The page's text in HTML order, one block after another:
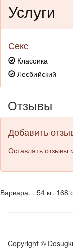
Услуги
Секс
Классика
Лесбийский
Отзывы
Добавить
Оставлять отзывы
Варвара. . 54 кг. 168
Copyright ©